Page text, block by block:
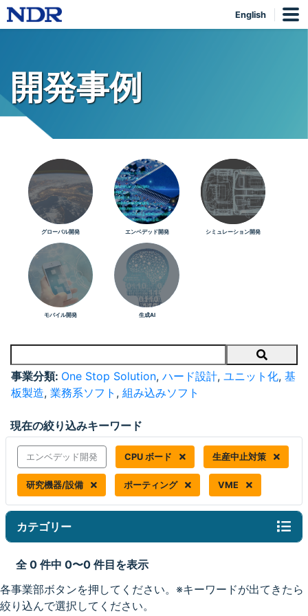
English
開発事例
グローバル開発 エンベデッド開発 シミュレーション開発
モバイル開発 生成AI
Search
事業分類: One Stop Solution, ハード設計, ユニット化, 基
板製造, 業務系ソフト , 組み込みソフト
現在の絞り込みキーワード
エンベデッド開発 CPU ボード 生産中止対策
研究機器/設備 ポーティング VME
カテゴリー
全 0 件中 0〜0 件目を表示
各事業部ボタンを押してください。※キーワードが出てきたら
絞り込んで選択してください。